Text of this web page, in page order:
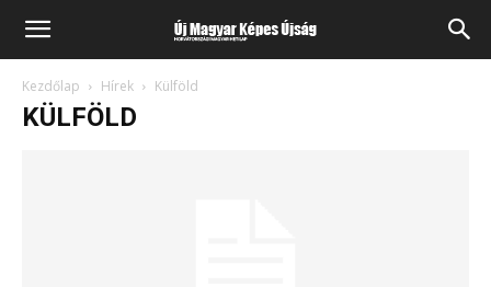
Kezdőlap Hírek Külföld
KÜLFÖLD